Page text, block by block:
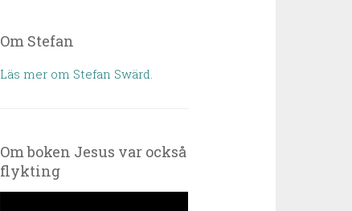
Om Stefan
Läs mer om Stefan Swärd.
Om boken Jesus var också
flykting